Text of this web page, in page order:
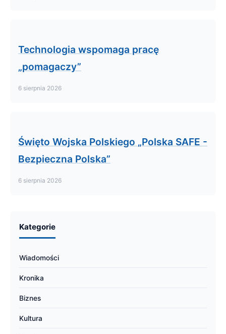
Technologia wspomaga pracę
„pomagaczy”
6 sierpnia 2026
Święto Wojska Polskiego „Polska SAFE -
Bezpieczna Polska”
6 sierpnia 2026
Kategorie
Wiadomości
Kronika
Biznes
Kultura